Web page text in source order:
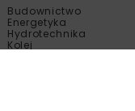
Budownictwo
Energetyka
Hydrotechnika
Kolej